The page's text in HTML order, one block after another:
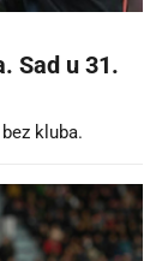
Sad u 31.
kluba.